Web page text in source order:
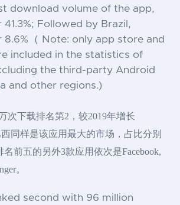
download volume of the app,
Followed by Brazil,
（ Note: only app store and
included in the statistics of
the third-party Android
and other regions.)
次下载排名第2，较2019年增长
同样是该应用最大的市场，占比分别
名前五的另外3款应用依次是Facebook,
。
second with 96 million